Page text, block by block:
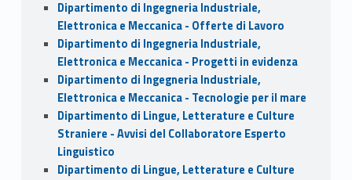
Dipartimento di Ingegneria Industriale,
Elettronica e Meccanica - Offerte di Lavoro
Dipartimento di Ingegneria Industriale,
Elettronica e Meccanica - Progetti in evidenza
Dipartimento di Ingegneria Industriale,
Elettronica e Meccanica - Tecnologie per il mare
Dipartimento di Lingue, Letterature e Culture
Straniere - Avvisi del Collaboratore Esperto
Linguistico
Dipartimento di Lingue, Letterature e Culture